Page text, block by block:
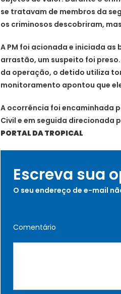
se tratavam de membros da
os criminosos descobriram,
A PM foi acionada e iniciada as
arrastão, um suspeito foi
da operação, o detido utiliza
monitoramento apontou que
A ocorrência foi encaminhada
Civil e em seguida direcionada
PORTAL DA TROPICAL
Escreva sua
O seu endereço de e-mail
Comentário